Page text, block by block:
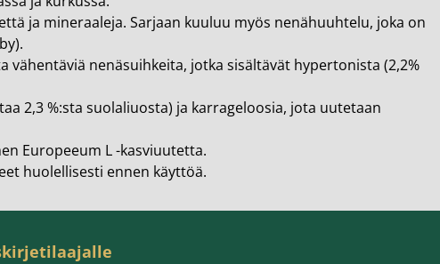
ja mineraaleja. Sarjaan kuuluu myös nenähuuhtelu, joka on
nenäsuihkeita, jotka sisältävät hypertonista (2,2%
2,3 %:sta suolaliuosta) ja karrageloosia, jota uutetaan
Europeeum L -kasviuutetta.
huolellisesti ennen käyttöä.